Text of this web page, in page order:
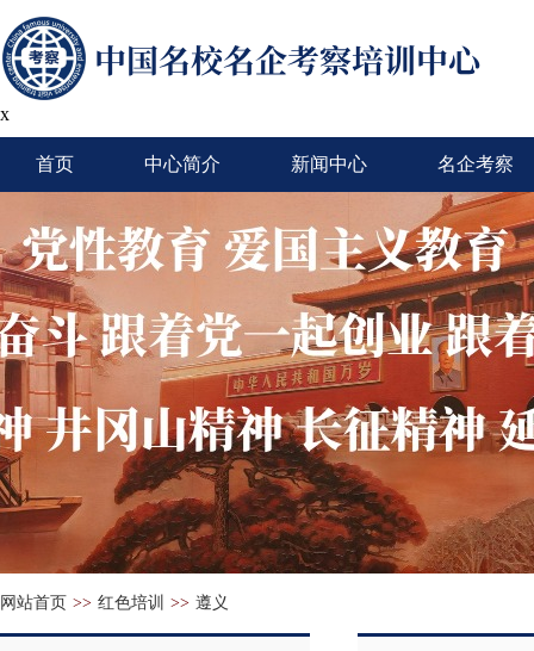
x
首页 中心简介 新闻中心 名企考察
网站首页 >> 红色培训 >> 遵义